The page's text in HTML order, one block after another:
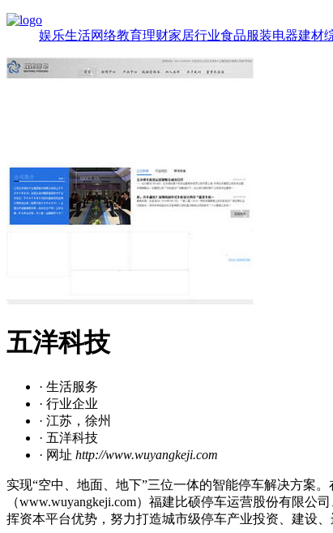
娱乐生活网络教育理财家居行业食品服装电器建材
五洋科技
· 生活服务
· 行业企业
· 江苏，徐州
· 五洋科技
· 网址 http://www.wuyangkeji.com
实现“空中、地面、地下”三位一体的智能停车解决方案
（www.wuyangkeji.com）福建比硕停车运营股份有限
挥资本平台优势，努力打造城市级停车产业投资、建设、